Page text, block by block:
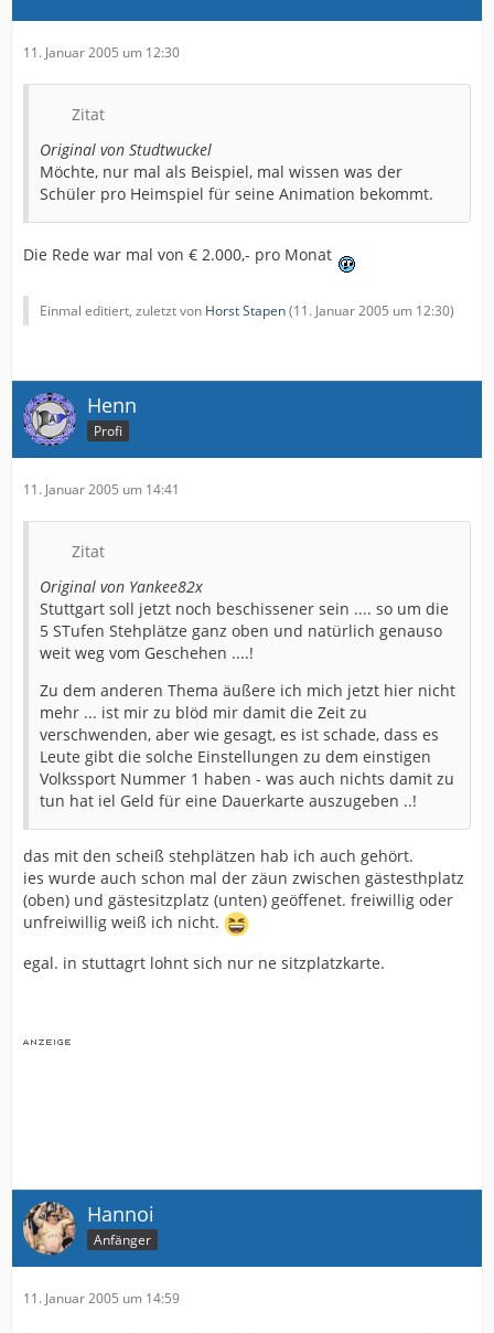
11. Januar 2005 um 12:30
Zitat
Original von Studtwuckel
Möchte, nur mal als Beispiel, mal wissen was der
Schüler pro Heimspiel für seine Animation bekommt.
Die Rede war mal von € 2.000,- pro Monat
Einmal editiert, zuletzt von Horst Stapen(11. Januar 2005 um 12:30)
Henn
Profi
11. Januar 2005 um 14:41
Zitat
Original von Yankee82x
Stuttgart soll jetzt noch beschissener sein .... so um die
5 STufen Stehplätze ganz oben und natürlich genauso
weit weg vom Geschehen ....!
Zu dem anderen Thema äußere ich mich jetzt hier nicht
mehr ... ist mir zu blöd mir damit die Zeit zu
verschwenden, aber wie gesagt, es ist schade, dass es
Leute gibt die solche Einstellungen zu dem einstigen
Volkssport Nummer 1 haben - was auch nichts damit zu
tun hat iel Geld für eine Dauerkarte auszugeben ..!
das mit den scheiß stehplätzen hab ich auch gehört.
ies wurde auch schon mal der zäun zwischen gästesthplatz
(oben) und gästesitzplatz (unten) geöffenet. freiwillig oder
unfreiwillig weiß ich nicht.
egal. in stuttagrt lohnt sich nur ne sitzplatzkarte.
Hannoi
Anfänger
11. Januar 2005 um 14:59